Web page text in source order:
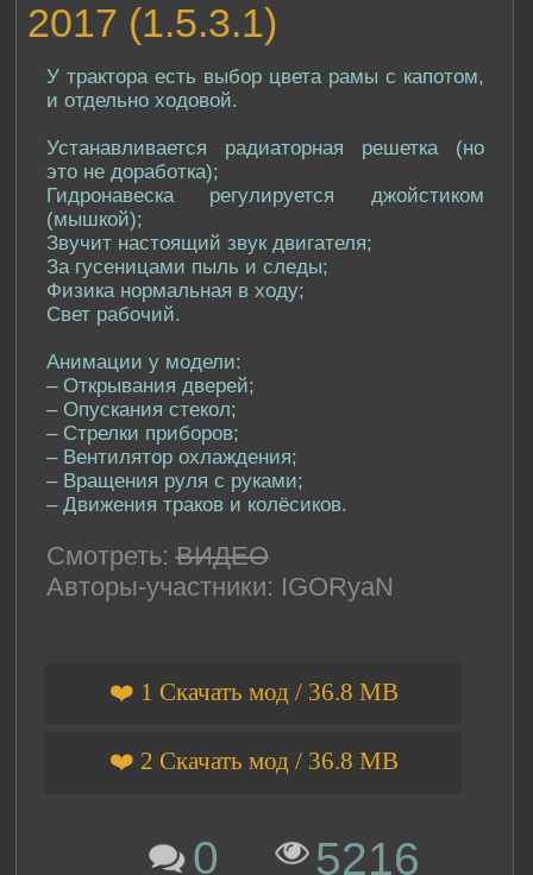
2017 (1.5.3.1)
У трактора есть выбор цвета рамы с капотом,
и отдельно ходовой.
Устанавливается радиаторная решетка (но
это не доработка);
Гидронавеска регулируется джойстиком
(мышкой);
Звучит настоящий звук двигателя;
За гусеницами пыль и следы;
Физика нормальная в ходу;
Свет рабочий.
Анимации у модели:
– Открывания дверей;
– Опускания стекол;
– Стрелки приборов;
– Вентилятор охлаждения;
– Вращения руля с руками;
– Движения траков и колёсиков.
Смотреть: ВИДЕО
Авторы-участники: IGORyaN
❤️ 1 Скачать мод / 36.8 MB
❤️ 2 Скачать мод / 36.8 MB
0 5216